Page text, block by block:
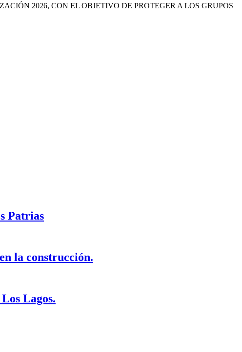
2026, CON EL OBJETIVO DE PROTEGER A LOS GRUPOS
Patrias
la construcción.
Lagos.